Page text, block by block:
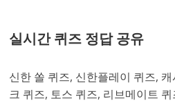
실시간 퀴즈 정답 공유
신한 쏠 퀴즈, 신한플레이 퀴즈,
크 퀴즈, 토스 퀴즈, 리브메이트